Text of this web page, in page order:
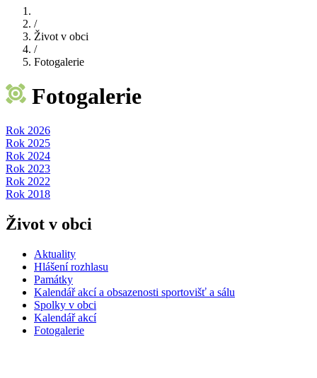
/
Život v obci
/
Fotogalerie
Fotogalerie
Rok 2026
Rok 2025
Rok 2024
Rok 2023
Rok 2022
Rok 2018
Život v obci
Aktuality
Hlášení rozhlasu
Památky
Kalendář akcí a obsazenosti sportovišť a sálu
Spolky v obci
Kalendář akcí
Fotogalerie